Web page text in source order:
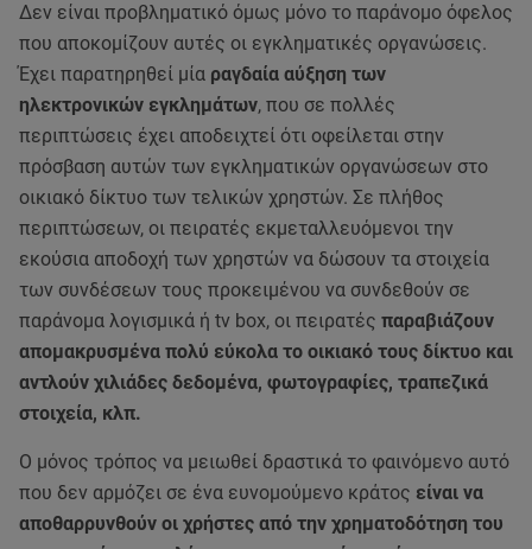
Δεν είναι προβληματικό όμως μόνο το παράνομο όφελος
που αποκομίζουν αυτές οι εγκληματικές οργανώσεις.
Έχει παρατηρηθεί μία ραγδαία αύξηση των
ηλεκτρονικών εγκλημάτων, που σε πολλές
περιπτώσεις έχει αποδειχτεί ότι οφείλεται στην
πρόσβαση αυτών των εγκληματικών οργανώσεων στο
οικιακό δίκτυο των τελικών χρηστών. Σε πλήθος
περιπτώσεων, οι πειρατές εκμεταλλευόμενοι την
εκούσια αποδοχή των χρηστών να δώσουν τα στοιχεία
των συνδέσεων τους προκειμένου να συνδεθούν σε
παράνομα λογισμικά ή tv box, οι πειρατές παραβιάζουν
απομακρυσμένα πολύ εύκολα το οικιακό τους δίκτυο και
αντλούν χιλιάδες δεδομένα, φωτογραφίες, τραπεζικά
στοιχεία, κλπ.
Ο μόνος τρόπος να μειωθεί δραστικά το φαινόμενο αυτό
που δεν αρμόζει σε ένα ευνομούμενο κράτος είναι να
αποθαρρυνθούν οι χρήστες από την χρηματοδότηση του